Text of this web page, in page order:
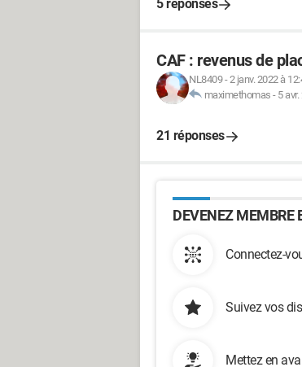
5 réponses
CAF : revenus de
NL8409-2 janv. 2022 à
maximethomas - 5
21 réponses
DEVENEZ MEMBRE
Connectez-
Suivez vos
Mettez en